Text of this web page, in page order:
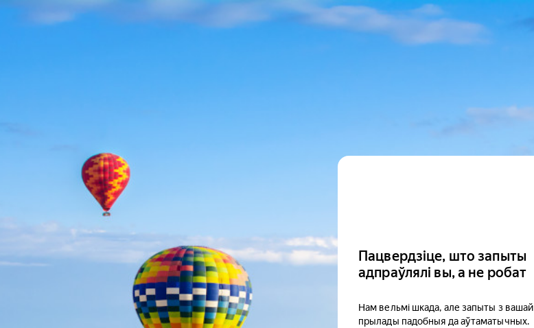
Пацвердзіце, што запыты
адпраўлялі вы, а не робат
Нам вельмі шкада, але запыты з вашай
прылады падобныя да аўтаматычных.